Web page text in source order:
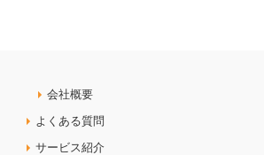
会社概要
よくある質問
サービス紹介